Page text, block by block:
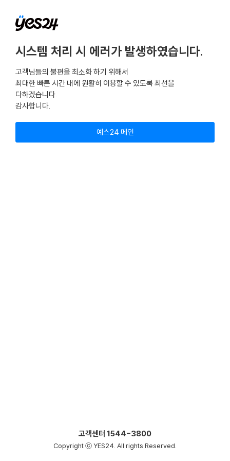
시스템 처리 시 에러가 발생하였습니다.
고객님들의 불편을 최소화 하기 위해서
최대한 빠른 시간 내에 원활히 이용할 수 있도록 최선을
다하겠습니다.
감사합니다.
예스24 메인
고객센터 1544-3800
Copyright ⓒ YES24. All rights Reserved.